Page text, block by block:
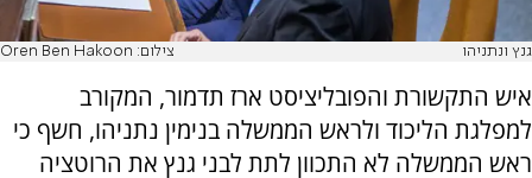
גנץ ונתניהו צילום: Oren Ben Hakoon
איש התקשורת והפובליציסט ארז תדמור, המקורב
למפלגת הליכוד ולראש הממשלה בנימין נתניהו, חשף כי
ראש הממשלה לא התכוון לתת לבני גנץ את הרוטציה